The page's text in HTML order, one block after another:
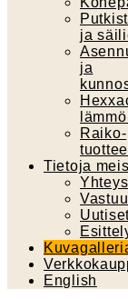
ja
ja
Raiko-
Tietoja
English